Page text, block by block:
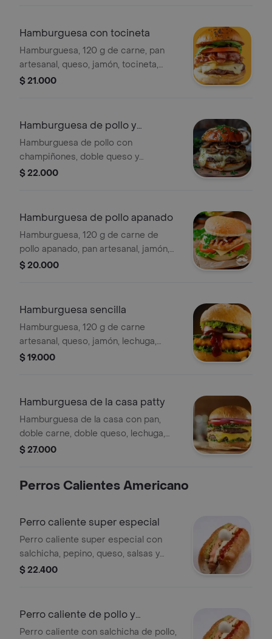
Hamburguesa con tocineta
Hamburguesa, 120 g de carne, pan
artesanal, queso, jamón, tocineta,
lechuga, cebolla, papa chips y salsas.
$ 21.000
Hamburguesa de pollo y
champiñón
Hamburguesa de pollo con
champiñones, doble queso y
vegetales frescos en pan con ajonjolí.
$ 22.000
Hamburguesa de pollo apanado
Hamburguesa, 120 g de carne de
pollo apanado, pan artesanal, jamón,
queso, lechuga, cebolla, tomate, papa
$ 20.000
Hamburguesa sencilla
Hamburguesa, 120 g de carne
artesanal, queso, jamón, lechuga,
cebolla, tomate, papa chips y salsas.
$ 19.000
Hamburguesa de la casa patty
Hamburguesa de la casa con pan,
doble carne, doble queso, lechuga,
tomate y cebolla.
$ 27.000
Perros Calientes Americano
Perro caliente super especial
Perro caliente super especial con
salchicha, pepino, queso, salsas y
huevo de codorniz.
$ 22.400
Perro caliente de pollo y
champiñón
Perro caliente con salchicha de pollo,